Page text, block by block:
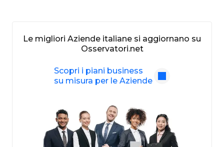
Le migliori Aziende italiane si aggiornano su
Osservatori.net
Scopri i piani business
su misura per le Aziende